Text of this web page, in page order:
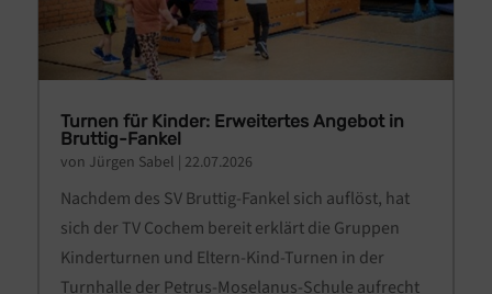
Turnen für Kinder: Erweitertes Angebot in
Bruttig-Fankel
von Jürgen Sabel 22.07.2026
Nachdem des SV Bruttig-Fankel sich auflöst, hat
sich der TV Cochem bereit erklärt die Gruppen
Kinderturnen und Eltern-Kind-Turnen in der
Turnhalle der Petrus-Moselanus-Schule aufrecht